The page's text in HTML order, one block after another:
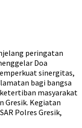
peringatan
Doa
sinergitas,
bagi bangsa
masyarakat
Gresik. Kegiatan
Polres Gresik,